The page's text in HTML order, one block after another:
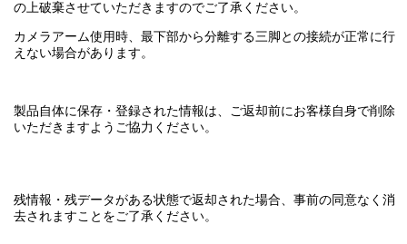
の上破棄させていただきますのでご了承ください。
カメラアーム使用時、最下部から分離する三脚との接続が正常に行
えない場合があります。
製品自体に保存・登録された情報は、 ご返却前にお客様自身で削除
いただきますようご協力ください。
残情報・残データがある状態で返却された場合、 事前の同意なく消
去されますことをご了承ください。